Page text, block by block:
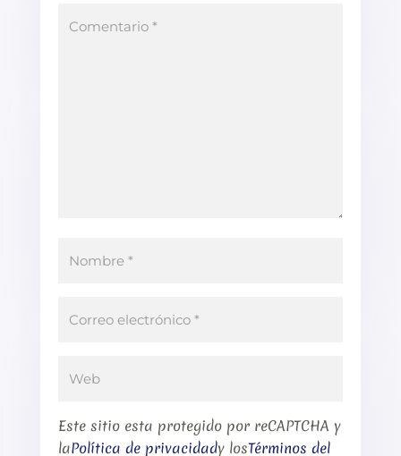
Este sitio esta protegido por reCAPTCHA y
laPolítica de privacidady losTérminos del